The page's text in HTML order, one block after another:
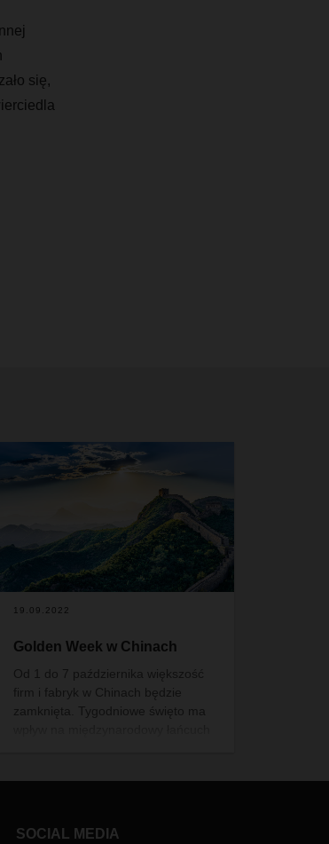
się,
19.09.2022
Golden Week w Chinach
Od 1 do 7 października większość
firm i fabryk w Chinach będzie
zamknięta. Tygodniowe święto ma
zminimalizują możliwe zakłócenia,
SOCIAL MEDIA